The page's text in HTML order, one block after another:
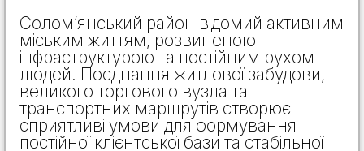
Солом’янський район відомий активним
міським життям, розвиненою
інфраструктурою та постійним рухом
людей. Поєднання житлової забудови,
великого торгового вузла та
транспортних маршрутів створює
сприятливі умови для формування
постійної клієнтської бази та стабільної